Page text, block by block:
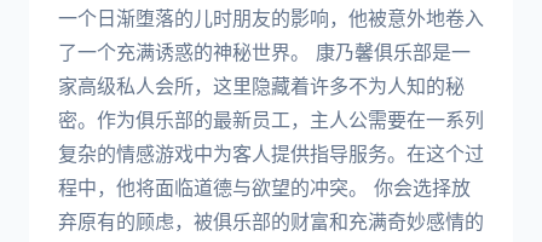
一个日渐堕落的儿时朋友的影响，他被意外地卷入
了一个充满诱惑的神秘世界。 康乃馨俱乐部是一
家高级私人会所，这里隐藏着许多不为人知的秘
密。作为俱乐部的最新员工，主人公需要在一系列
复杂的情感游戏中为客人提供指导服务。在这个过
程中，他将面临道德与欲望的冲突。 你会选择放
弃原有的顾虑，被俱乐部的财富和充满奇妙感情的